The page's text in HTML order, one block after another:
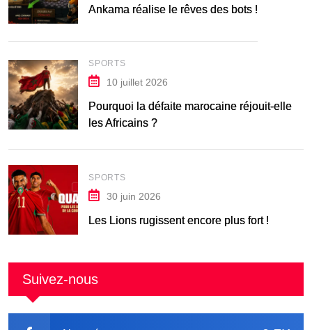
Ankama réalise le rêves des bots !
SPORTS
10 juillet 2026
Pourquoi la défaite marocaine réjouit-elle
les Africains ?
SPORTS
30 juin 2026
Les Lions rugissent encore plus fort !
Suivez-nous